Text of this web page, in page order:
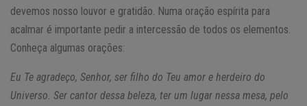
devemos nosso louvor e gratidão. Numa oração espírita para
acalmar é importante pedir a intercessão de todos os elementos.
Conheça algumas orações:
Eu Te agradeço, Senhor, ser filho do Teu amor e herdeiro do
Universo. Ser cantor dessa beleza, ter um lugar nessa mesa, pelo